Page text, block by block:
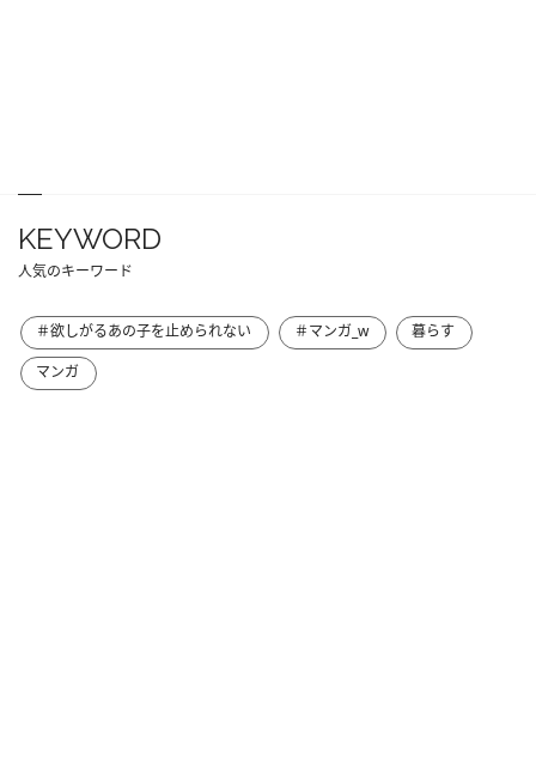
KEYWORD
人気のキーワード
＃欲しがるあの子を止められない ＃マンガ_w
暮らす
マンガ